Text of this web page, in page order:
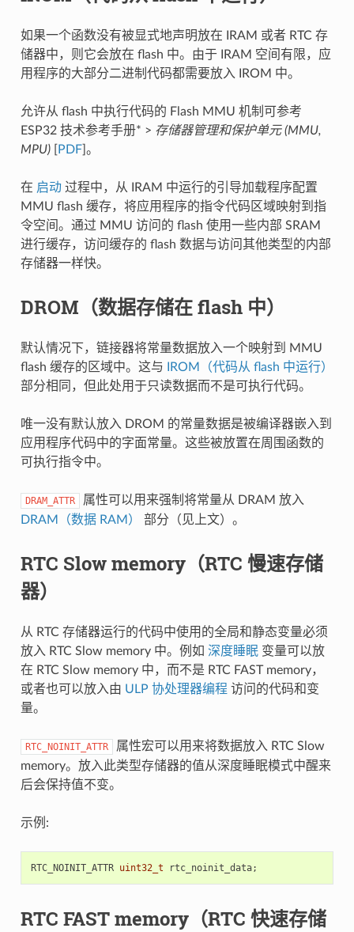
如果一个函数没有被显式地声明放在 IRAM 或者 RTC 存
储器中，则它会放在 flash 中。由于 IRAM 空间有限，应
用程序的大部分二进制代码都需要放入 IROM 中。
允许从 flash 中执行代码的 Flash MMU 机制可参考
ESP32 技术参考手册* > 存储器管理和保护单元 (MMU,
MPU)[ PDF]。
在 启动过程中，从 IRAM 中运行的引导加载程序配置
MMU flash 缓存，将应用程序的指令代码区域映射到指
令空间。通过 MMU 访问的 flash 使用一些内部 SRAM
进行缓存，访问缓存的 flash 数据与访问其他类型的内部
存储器一样快。
DROM（数据存储在 flash 中）
默认情况下，链接器将常量数据放入一个映射到 MMU
flash 缓存的区域中。这与
IROM（代码从 flash 中运行）
部分相同，但此处用于只读数据而不是可执行代码。
唯一没有默认放入 DROM 的常量数据是被编译器嵌入到
应用程序代码中的字面常量。这些被放置在周围函数的
可执行指令中。
DRAM_ATTR
属性可以用来强制将常量从 DRAM 放入
DRAM（数据 RAM）
部分（见上文）。
RTC Slow memory（RTC 慢速存储
器）
从 RTC 存储器运行的代码中使用的全局和静态变量必须
放入 RTC Slow memory 中。例如 深度睡眠变量可以放
在 RTC Slow memory 中，而不是 RTC FAST memory，
或者也可以放入由 ULP 协处理器编程 访问的代码和变
量。
RTC_NOINIT_ATTR
属性宏可以用来将数据放入 RTC Slow
memory。放入此类型存储器的值从深度睡眠模式中醒来
后会保持值不变。
示例:
RTC_NOINIT_ATTR uint32_t rtc_noinit_data;
RTC FAST memory（RTC 快速存储